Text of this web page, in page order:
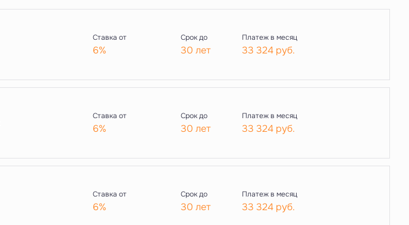
Ставка от
6%
Срок до
30 лет
Платеж в месяц
33 324 руб.
Ставка от
6%
Срок до
30 лет
Платеж в месяц
33 324 руб.
Ставка от
6%
Срок до
30 лет
Платеж в месяц
33 324 руб.